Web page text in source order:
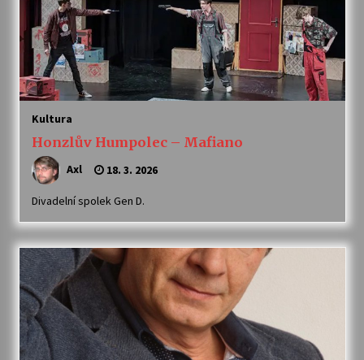
Votavžatský ploty
Letní koncerty ve Stromovce: Rufus Miller
22. 7. 2026
17. 7. 2026
14. 7. 2026
Za kulturou kousek za Humpolec. V Želivě ožije
odkaz Josefa Čapka
13. 7. 2026
Kultura
Honzlův Humpolec – Mafiano
Axl 18. 3. 2026
Divadelní spolek Gen D.